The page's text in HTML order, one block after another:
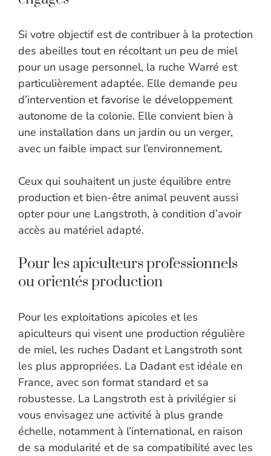
Si votre objectif est de contribuer à la protection
des abeilles tout en récoltant un peu de miel
pour un usage personnel, la ruche Warré est
particulièrement adaptée. Elle demande peu
d’intervention et favorise le développement
autonome de la colonie. Elle convient bien à
une installation dans un jardin ou un verger,
avec un faible impact sur l’environnement.
Ceux qui souhaitent un juste équilibre entre
production et bien-être animal peuvent aussi
opter pour une Langstroth, à condition d’avoir
accès au matériel adapté.
Pour les apiculteurs professionnels
ou orientés production
Pour les exploitations apicoles et les
apiculteurs qui visent une production régulière
de miel, les ruches Dadant et Langstroth sont
les plus appropriées. La Dadant est idéale en
France, avec son format standard et sa
robustesse. La Langstroth est à privilégier si
vous envisagez une activité à plus grande
échelle, notamment à l’international, en raison
de sa modularité et de sa compatibilité avec les